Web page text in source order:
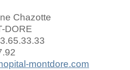
Chazotte
DORE
montdore.com